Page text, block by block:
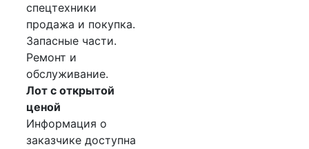
спецтехники
продажа и покупка.
Запасные части.
Ремонт и
обслуживание.
Лот с открытой
ценой
Информация о
заказчике доступна